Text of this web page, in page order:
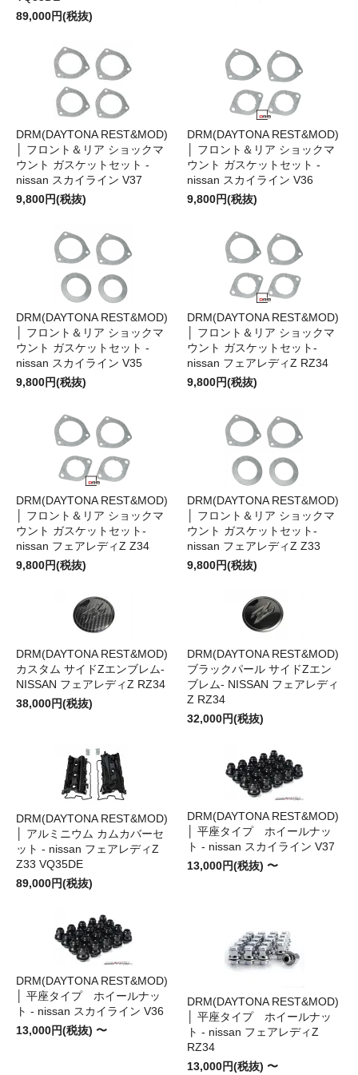
89,000円(税抜)
DRM(DAYTONA REST&MOD)
│ フロント＆リア ショックマ
ウント ガスケットセット -
nissan スカイライン V37
9,800円(税抜)
DRM(DAYTONA REST&MOD)
│ フロント＆リア ショックマ
ウント ガスケットセット -
nissan スカイライン V36
9,800円(税抜)
DRM(DAYTONA REST&MOD)
│ フロント＆リア ショックマ
ウント ガスケットセット -
nissan スカイライン V35
9,800円(税抜)
DRM(DAYTONA REST&MOD)
│ フロント＆リア ショックマ
ウント ガスケットセット-
nissan フェアレディZ RZ34
9,800円(税抜)
DRM(DAYTONA REST&MOD)
│ フロント＆リア ショックマ
ウント ガスケットセット-
nissan フェアレディZ Z34
9,800円(税抜)
DRM(DAYTONA REST&MOD)
│ フロント＆リア ショックマ
ウント ガスケットセット-
nissan フェアレディZ Z33
9,800円(税抜)
DRM(DAYTONA REST&MOD)
カスタム サイドZエンブレム-
NISSAN フェアレディZ RZ34
38,000円(税抜)
DRM(DAYTONA REST&MOD)
ブラックパール サイドZエン
ブレム- NISSAN フェアレディ
Z RZ34
32,000円(税抜)
DRM(DAYTONA REST&MOD)
│ アルミニウム カムカバーセ
ット - nissan フェアレディZ
Z33 VQ35DE
89,000円(税抜)
DRM(DAYTONA REST&MOD)
│ 平座タイプ ホイールナッ
ト - nissan スカイライン V37
13,000円(税抜) 〜
DRM(DAYTONA REST&MOD)
│ 平座タイプ ホイールナッ
ト - nissan スカイライン V36
13,000円(税抜) 〜
DRM(DAYTONA REST&MOD)
│ 平座タイプ ホイールナッ
ト - nissan フェアレディZ
RZ34
13,000円(税抜) 〜